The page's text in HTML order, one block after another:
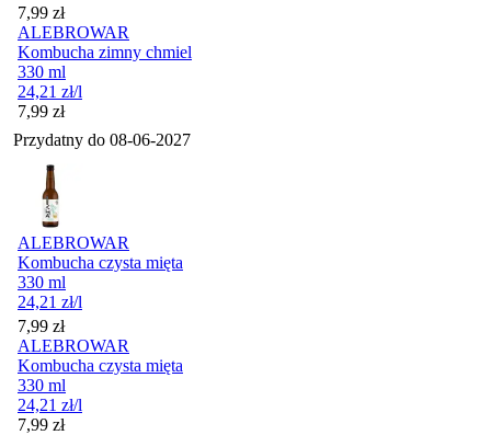
Cena
7,99 zł
ALEBROWAR
Kombucha zimny chmiel
330 ml
24,21 zł/l
Cena
7,99 zł
Przydatny do 08-06-2027
ALEBROWAR
Kombucha czysta mięta
330 ml
24,21 zł/l
Cena
7,99 zł
ALEBROWAR
Kombucha czysta mięta
330 ml
24,21 zł/l
Cena
7,99 zł